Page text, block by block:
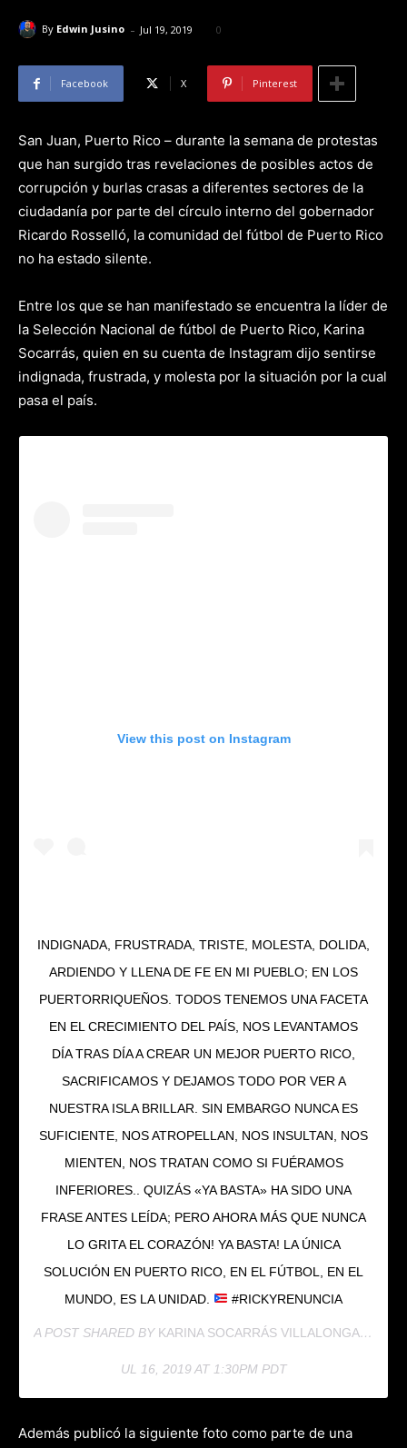
By Edwin Jusino - Jul 19, 2019 0
Facebook X Pinterest
San Juan, Puerto Rico – durante la semana de protestas
que han surgido tras revelaciones de posibles actos de
corrupción y burlas crasas a diferentes sectores de la
ciudadanía por parte del círculo interno del gobernador
Ricardo Rosselló, la comunidad del fútbol de Puerto Rico
no ha estado silente.
Entre los que se han manifestado se encuentra la líder de
la Selección Nacional de fútbol de Puerto Rico, Karina
Socarrás, quien en su cuenta de Instagram dijo sentirse
indignada, frustrada, y molesta por la situación por la cual
pasa el país.
View this post on Instagram
INDIGNADA, FRUSTRADA, TRISTE, MOLESTA, DOLIDA,
ARDIENDO Y LLENA DE FE EN MI PUEBLO; EN LOS
PUERTORRIQUEÑOS. TODOS TENEMOS UNA FACETA
EN EL CRECIMIENTO DEL PAÍS, NOS LEVANTAMOS
DÍA TRAS DÍA A CREAR UN MEJOR PUERTO RICO,
SACRIFICAMOS Y DEJAMOS TODO POR VER A
NUESTRA ISLA BRILLAR. SIN EMBARGO NUNCA ES
SUFICIENTE, NOS ATROPELLAN, NOS INSULTAN, NOS
MIENTEN, NOS TRATAN COMO SI FUÉRAMOS
INFERIORES.. QUIZÁS «YA BASTA» HA SIDO UNA
FRASE ANTES LEÍDA; PERO AHORA MÁS QUE NUNCA
LO GRITA EL CORAZÓN! YA BASTA! LA ÚNICA
SOLUCIÓN EN PUERTO RICO, EN EL FÚTBOL, EN EL
MUNDO, ES LA UNIDAD.
#RICKYRENUNCIA
A POST SHARED BY KARINA SOCARRÁS VILLALONGA
UL 16, 2019 AT 1:30PM PDT
Además publicó la siguiente foto como parte de una